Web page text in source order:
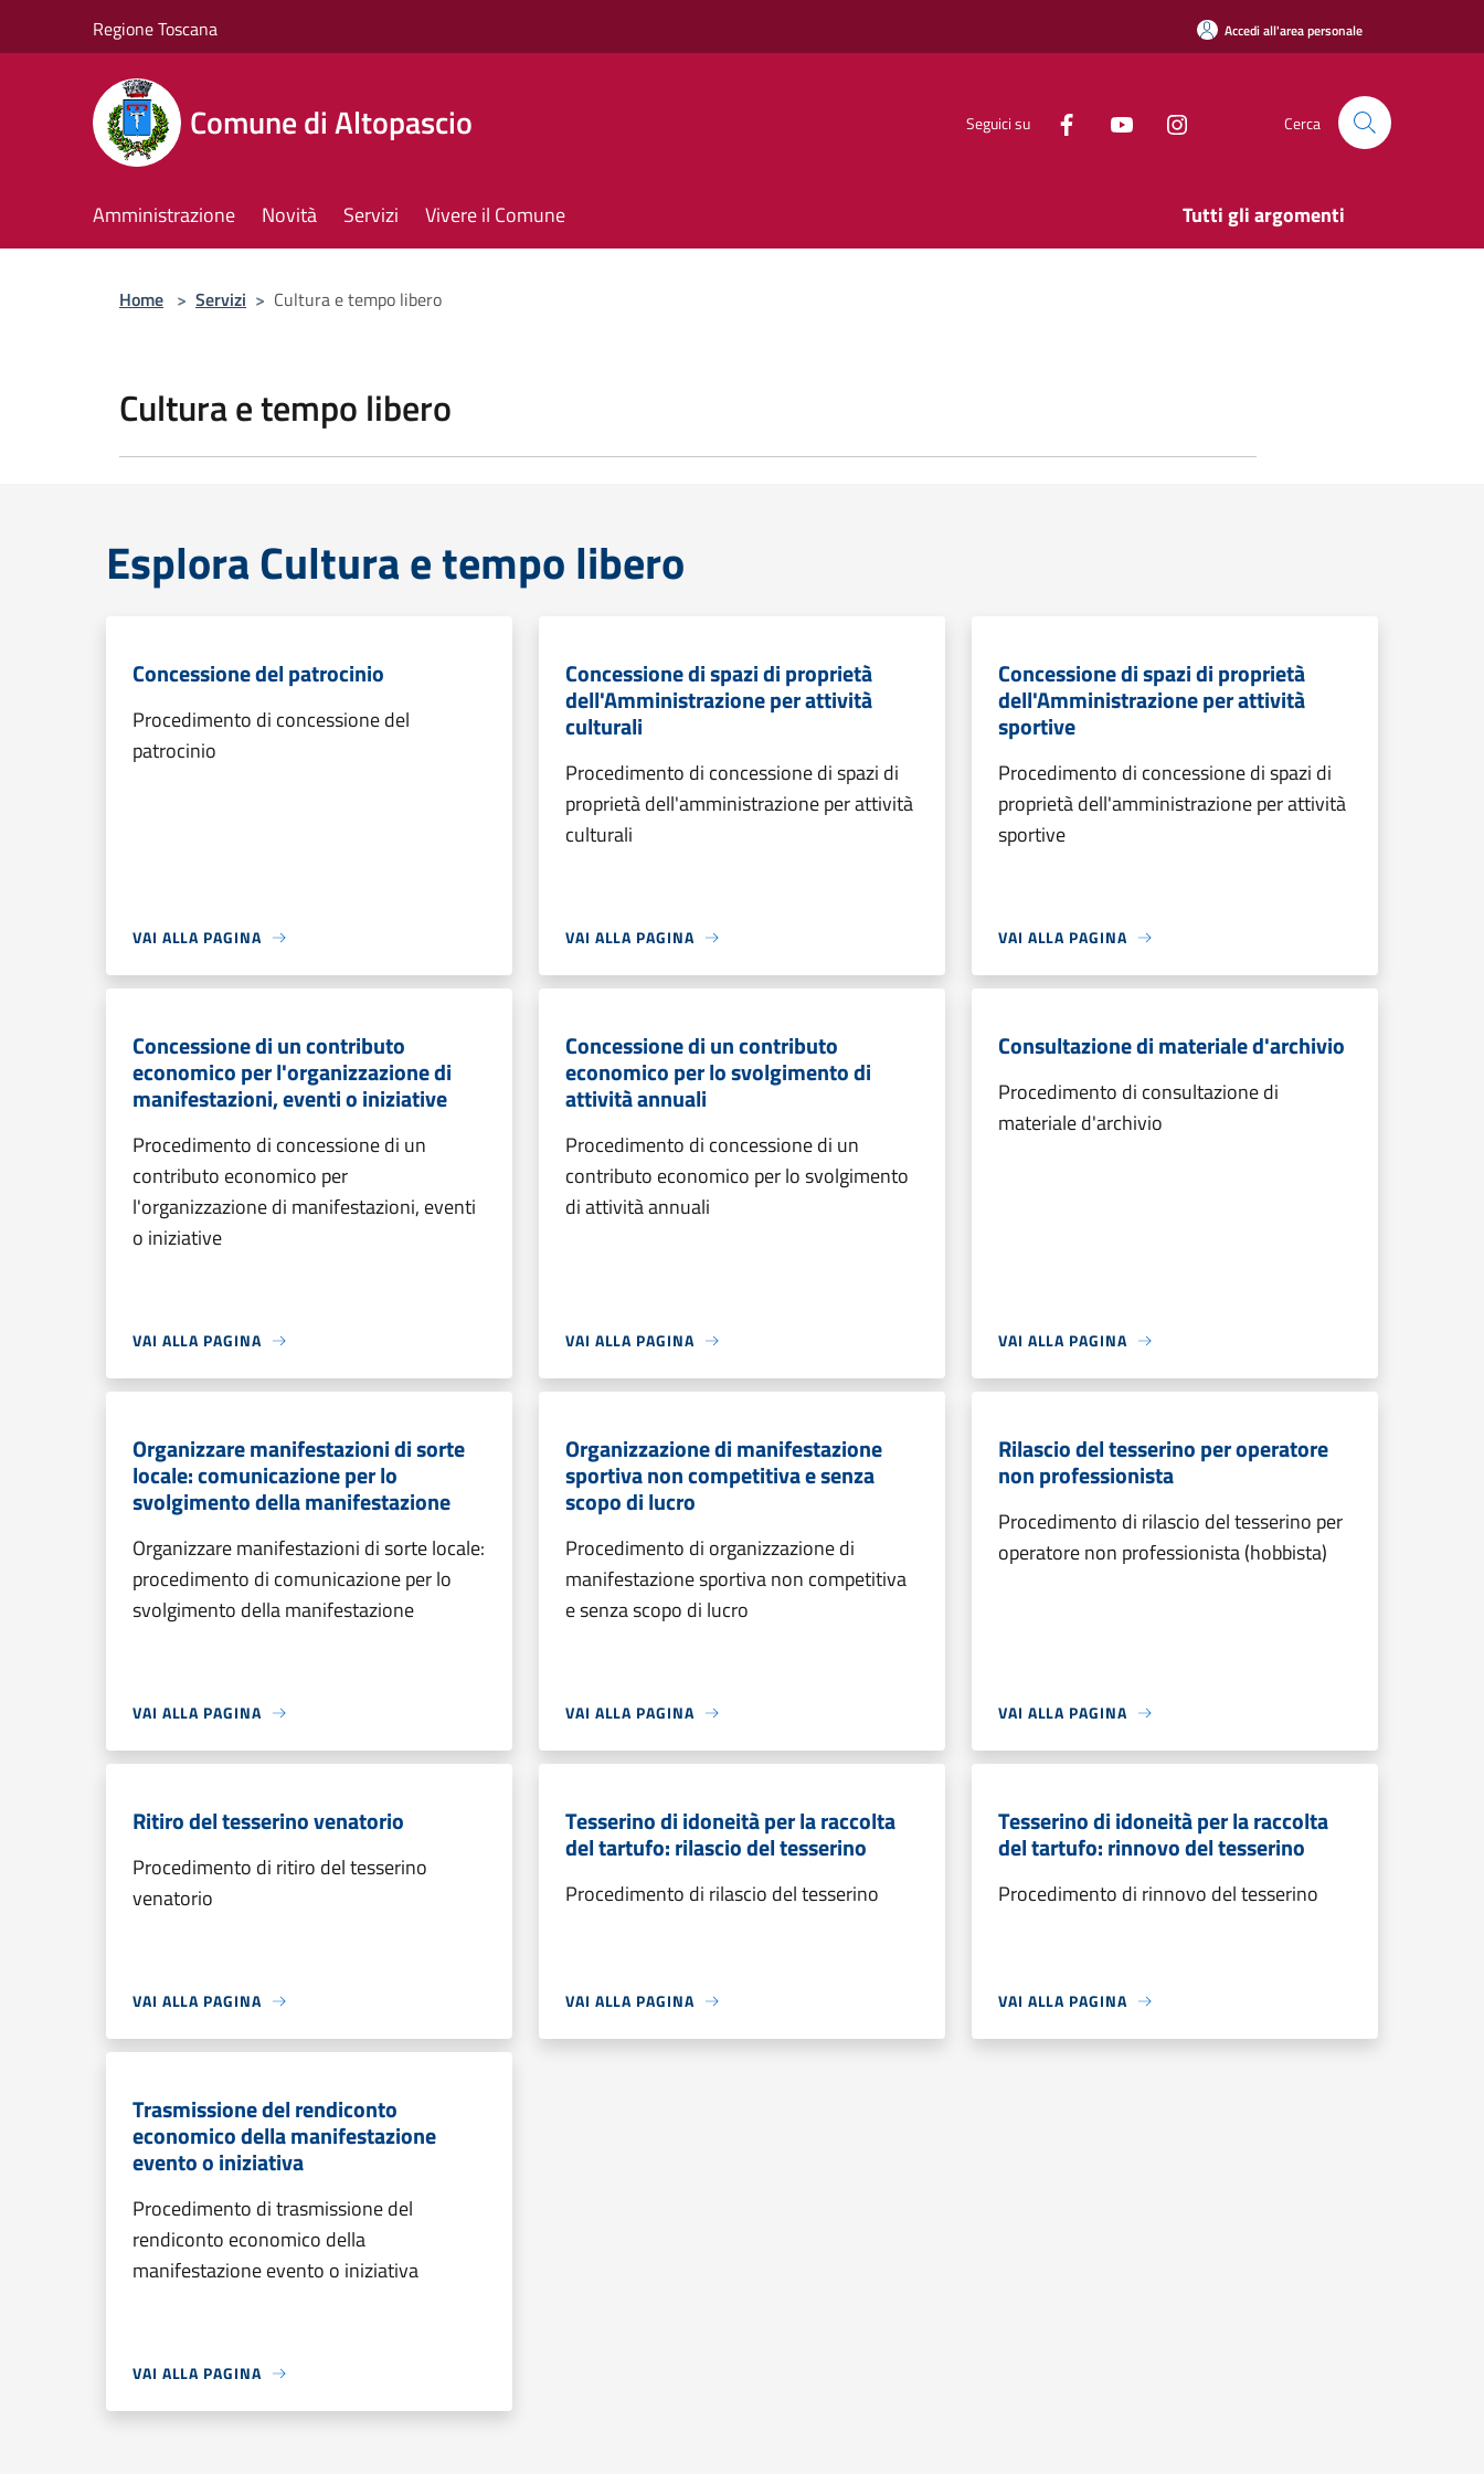
Regione Toscana Accedi all'area personale
Comune di Altopascio Seguici su Cerca
Amministrazione Novità Servizi Vivere il Comune Tutti gli argomenti
Home > Servizi > Cultura e tempo libero
Cultura e tempo libero
Esplora Cultura e tempo libero
Concessione del patrocinio
Procedimento di concessione del
patrocinio
VAI ALLA PAGINA
Concessione di spazi di proprietà
dell'Amministrazione per attività
culturali
Procedimento di concessione di spazi di
proprietà dell'amministrazione per attività
culturali
VAI ALLA PAGINA
Concessione di spazi di proprietà
dell'Amministrazione per attività
sportive
Procedimento di concessione di spazi di
proprietà dell'amministrazione per attività
sportive
VAI ALLA PAGINA
Concessione di un contributo
economico per l'organizzazione di
manifestazioni, eventi o iniziative
Procedimento di concessione di un
contributo economico per
l'organizzazione di manifestazioni, eventi
o iniziative
VAI ALLA PAGINA
Concessione di un contributo
economico per lo svolgimento di
attività annuali
Procedimento di concessione di un
contributo economico per lo svolgimento
di attività annuali
VAI ALLA PAGINA
Consultazione di materiale d'archivio
Procedimento di consultazione di
materiale d'archivio
VAI ALLA PAGINA
Organizzare manifestazioni di sorte
locale: comunicazione per lo
svolgimento della manifestazione
Organizzare manifestazioni di sorte locale:
procedimento di comunicazione per lo
svolgimento della manifestazione
VAI ALLA PAGINA
Organizzazione di manifestazione
sportiva non competitiva e senza
scopo di lucro
Procedimento di organizzazione di
manifestazione sportiva non competitiva
e senza scopo di lucro
VAI ALLA PAGINA
Rilascio del tesserino per operatore
non professionista
Procedimento di rilascio del tesserino per
operatore non professionista (hobbista)
VAI ALLA PAGINA
Ritiro del tesserino venatorio
Procedimento di ritiro del tesserino
venatorio
VAI ALLA PAGINA
Tesserino di idoneità per la raccolta
del tartufo: rilascio del tesserino
Procedimento di rilascio del tesserino
VAI ALLA PAGINA
Tesserino di idoneità per la raccolta
del tartufo: rinnovo del tesserino
Procedimento di rinnovo del tesserino
VAI ALLA PAGINA
Trasmissione del rendiconto
economico della manifestazione
evento o iniziativa
Procedimento di trasmissione del
rendiconto economico della
manifestazione evento o iniziativa
VAI ALLA PAGINA